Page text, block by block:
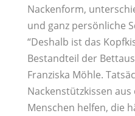
Nackenform,
und ganz persönliche
“Deshalb ist das
Bestandteil der
Franziska Möhle.
Nackenstützkissen
Menschen helfen, die